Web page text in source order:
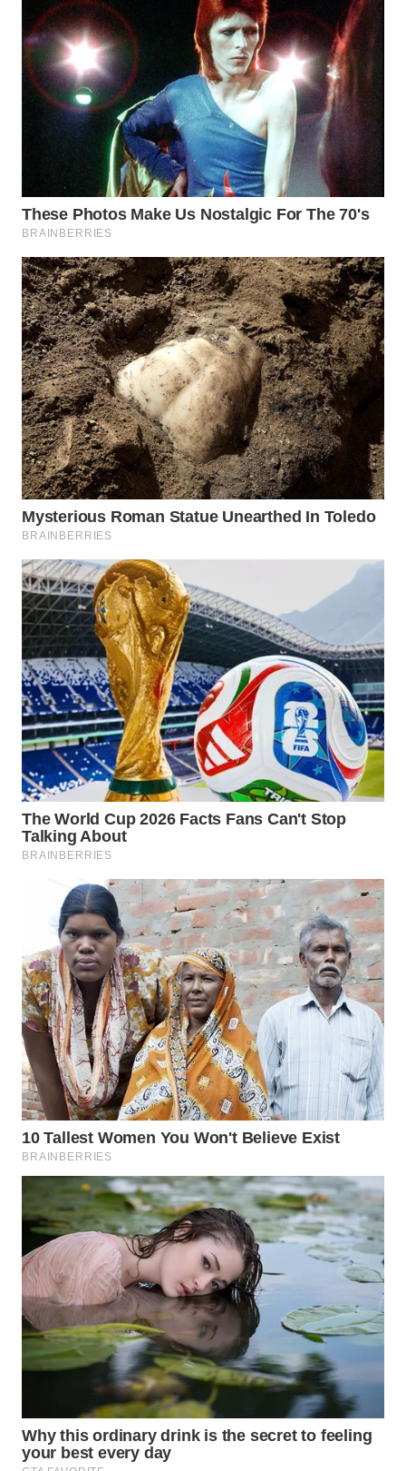
WN
KARO
WN
SIMALUNGUN
WN
LABUHANBATU
WN
TAPANULI
TENGAH
WN DELI
SERDANG
WN
TEBING
TINGGI
WN
PAKPAK
KARAWANG
WN
BEKASI
WN
BOGOR
WN
DEPOK
WN
TAPANULI
UTARA
WN
SAMOSIR
WN
PADANG
LAWAS
WN
SUMEDANG
WN
CIANJUR
WN
KEPULAUAN
SERIBU
WN
TANGERANG
WN
BINJAI
CIREBON